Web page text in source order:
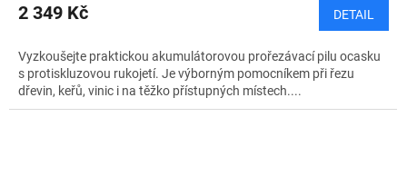
2 349 Kč DETAIL
Vyzkoušejte praktickou akumulátorovou prořezávací pilu ocasku
s protiskluzovou rukojetí. Je výborným pomocníkem při řezu
dřevin, keřů, vinic i na těžko přístupných místech....